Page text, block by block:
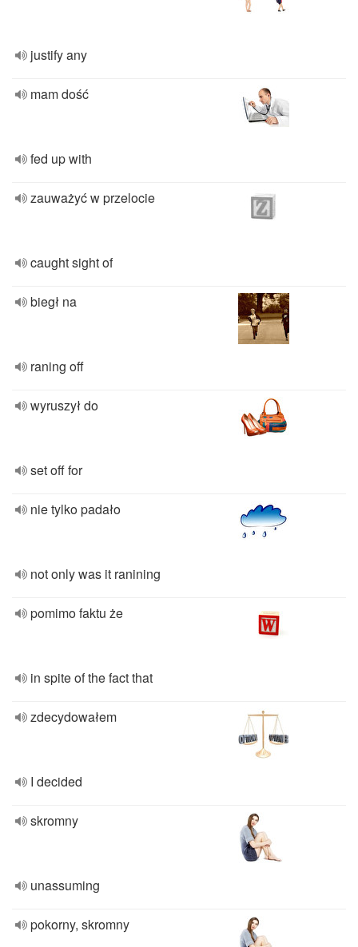
justify any
mam dość
fed up with
zauważyć w przelocie
caught sight of
biegł na
raning off
wyruszył do
set off for
nie tylko padało
not only was it ranining
pomimo faktu że
in spite of the fact that
zdecydowałem
I decided
skromny
unassuming
pokorny, skromny